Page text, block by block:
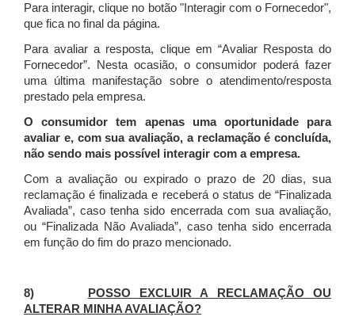
Para interagir, clique no botão "Interagir com o Fornecedor",
que fica no final da página.
Para avaliar a resposta, clique em “Avaliar Resposta do
Fornecedor”. Nesta ocasião, o consumidor poderá fazer
uma última manifestação sobre o atendimento/resposta
prestado pela empresa.
O consumidor tem apenas uma oportunidade para
avaliar e, com sua avaliação, a reclamação é concluída,
não sendo mais possível interagir com a empresa.
Com a avaliação ou expirado o prazo de 20 dias, sua
reclamação é finalizada e receberá o status de “Finalizada
Avaliada”, caso tenha sido encerrada com sua avaliação,
ou “Finalizada Não Avaliada”, caso tenha sido encerrada
em função do fim do prazo mencionado.
8)
POSSO EXCLUIR A RECLAMAÇÃO OU
ALTERAR MINHA AVALIAÇÃO?